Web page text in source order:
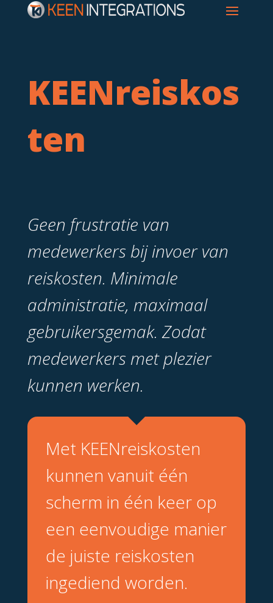
KEENreiskos
ten
Geen frustratie van
medewerkers bij invoer van
reiskosten. Minimale
administratie, maximaal
gebruikersgemak. Zodat
medewerkers met plezier
kunnen werken.
Met KEENreiskosten
kunnen vanuit één
scherm in één keer op
een eenvoudige manier
de juiste reiskosten
ingediend worden.